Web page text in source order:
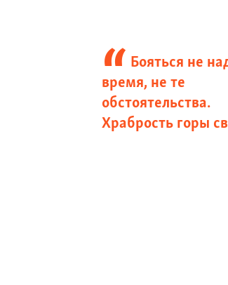
Бояться не
время, не те
обстоятельства.
Храбрость горы